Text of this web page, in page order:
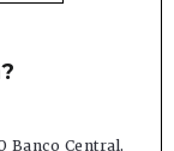
Banco Central,